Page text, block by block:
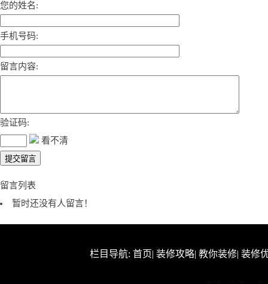
您的姓名:
手机号码:
留言内容:
验证码:
看不清
留言列表
暂时还没有人留言！
栏目导航: 首页| 装修攻略| 教你装修| 装修